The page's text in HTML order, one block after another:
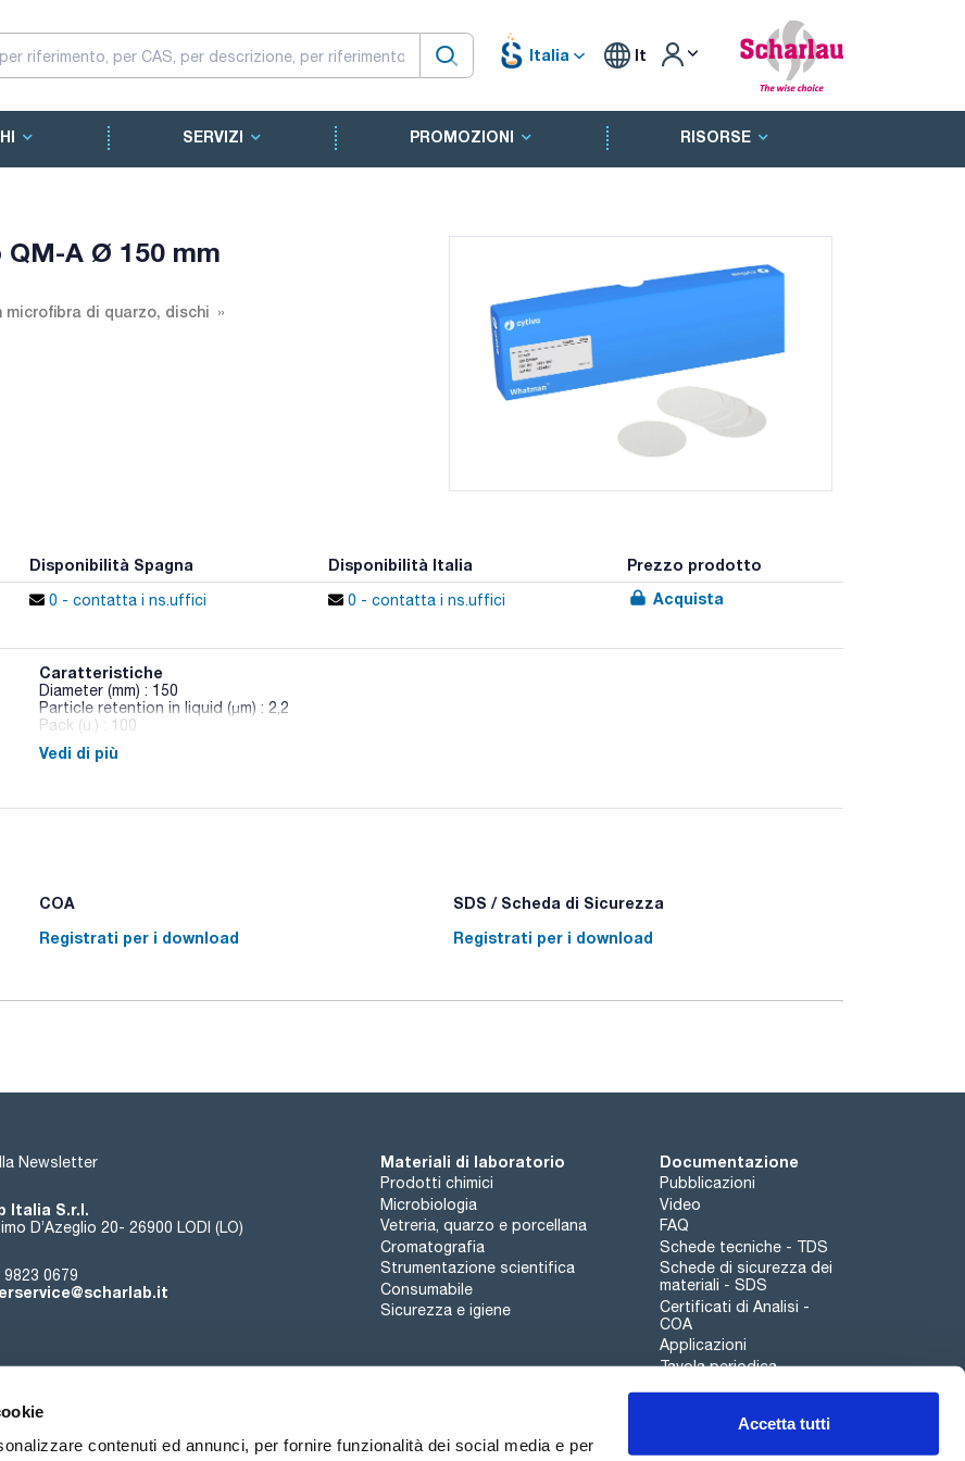
contenuti ed annunci, per fornire funzionalità dei social media e per
Accetta tutti
Italia It
SERVIZI PROMOZIONI RISORSE
A Ø 150 mm
microfibra di quarzo, dischi
Disponibilità Spagna Disponibilità Italia Prezzo prodotto
0 - contatta i ns.uffici 0 - contatta i ns.uffici Acquista
Caratteristiche
Diameter (mm) : 150
Particle retention in liquid (μm) : 2,2
Pack (u.) : 100
Filtri adatti per il campionamento dell'aria in ambienti ad alta temperatura (fino a 500 ºC) e acidi, realizzati in
Vedi di più
COA
Registrati per i download
SDS / Scheda di Sicurezza
Registrati per i download
Newsletter
Italia S.r.l.
D’Azeglio 20- 26900 LODI (LO)
9823 0679
Materiali di laboratorio
Prodotti chimici
Microbiologia
Vetreria, quarzo e porcellana
Cromatografia
Strumentazione scientifica
Consumabile
Sicurezza e igiene
Documentazione
Pubblicazioni
Video
FAQ
Schede tecniche - TDS
Schede di sicurezza dei
materiali - SDS
Certificati di Analisi -
COA
Applicazioni
Tavola periodica
Canale di segnalazioni